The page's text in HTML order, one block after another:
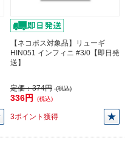
【ネコポス対象品】リューギ
HIN051 インフィニ #3/0【即日発
送】
定価：374円 (税込)
336円 (税込)
3ポイント獲得